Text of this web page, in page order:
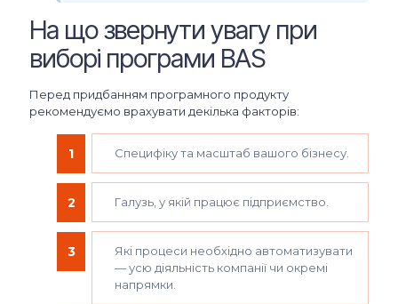
На що звернути увагу при
виборі програми BAS
Перед придбанням програмного продукту
рекомендуємо врахувати декілька факторів:
Специфіку та масштаб вашого бізнесу.
Галузь, у якій працює підприємство.
Які процеси необхідно автоматизувати
— усю діяльність компанії чи окремі
напрямки.